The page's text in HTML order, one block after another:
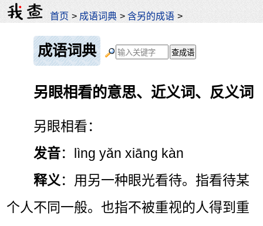
首页 > 成语词典 >含另的成语 >
成语词典
另眼相看的意思、近义词、反义词
另眼相看：
发音：lìng yǎn xiāng kàn
释义 ：用另一种眼光看待。指看待某
个人不同一般。也指不被重视的人得到重